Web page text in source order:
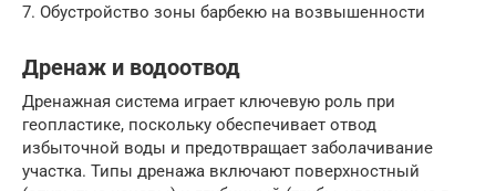
7. Обустройство зоны барбекю на возвышенности
Дренаж и водоотвод
Дренажная система играет ключевую роль при
геопластике, поскольку обеспечивает отвод
избыточной воды и предотвращает заболачивание
участка. Типы дренажа включают поверхностный